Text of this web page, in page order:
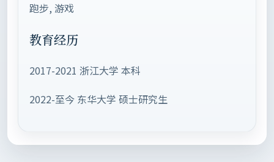
跑步, 游戏
教育经历
2017-2021 浙江大学 本科
2022-至今 东华大学 硕士研究生